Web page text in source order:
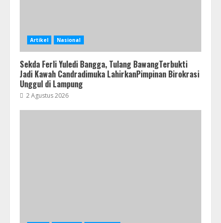
Artikel Nasional
Sekda Ferli Yuledi Bangga, Tulang BawangTerbukti
Jadi Kawah Candradimuka LahirkanPimpinan Birokrasi
Unggul di Lampung
2 Agustus 2026